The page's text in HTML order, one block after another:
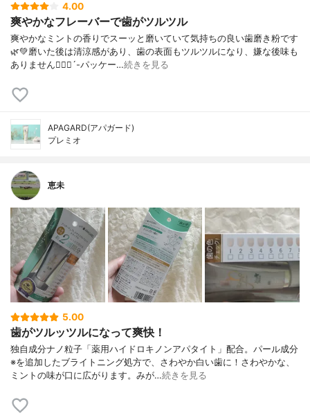
4.00
爽やかなフレーバーで歯がツルツル
爽やかなミントの香りでスーッと磨いていて気持ちの良い歯磨き粉です
🌿💚磨いた後は清涼感があり、歯の表面もツルツルになり、嫌な後味も
ありません🙋🏻‍♀️´-パッケー…続きを見る
APAGARD(アパガード)
プレミオ
恵未
5.00
歯がツルッツルになって爽快！
独自成分ナノ粒子「薬用ハイドロキノンアパタイト」配合。パール成分
※を追加したブライトニング処方で、さわやか白い歯に！さわやかな、
ミントの味が口に広がります。みが…続きを見る